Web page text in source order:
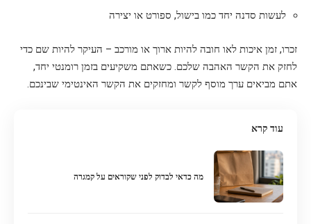
לעשות סדנה יחד כמו בישול, ספורט או יצירה
זכרו, זמן איכות לאו חובה להיות ארוך או מורכב – העיקר להיות שם כדי
לחזק את הקשר האהבה שלכם. כשאתם משקיעים בזמן רומנטי יחד,
אתם מביאים ערך מוסף לקשר ומחזקים את הקשר האינטימי שבינכם.
עוד קרא
מה כדאי לבדוק לפני שקוראים על קמגרה